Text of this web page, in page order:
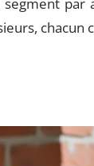
chacun